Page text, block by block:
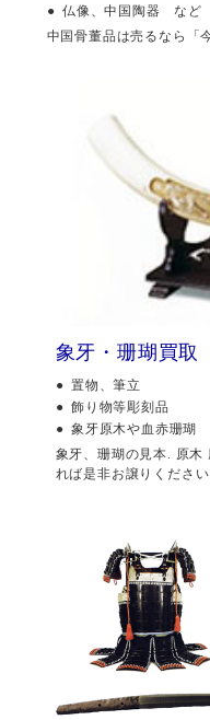
仏像、中国陶器 など
中国骨董品は売るなら「
象牙・珊瑚買取
置物、筆立
飾り物等彫刻品
象牙原木や血赤珊瑚
象牙、珊瑚の見本. 原木
れば是非お譲りください